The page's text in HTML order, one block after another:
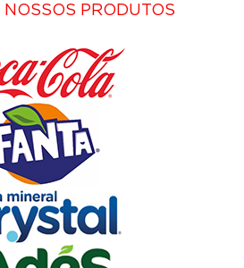
PRODUTOS